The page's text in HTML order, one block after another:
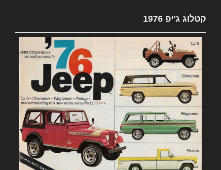
קטלוג ג'יפ 1976